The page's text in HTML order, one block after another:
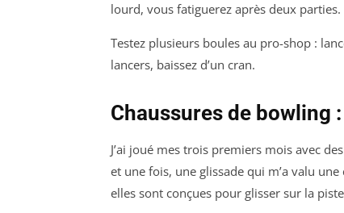
lourd, vous fatiguerez après deux parties.
Testez plusieurs boules au pro-shop :
lancers, baissez d’un cran.
Chaussures de bowling
J’ai joué mes trois premiers mois avec
et une fois, une glissade qui m’a valu une
elles sont conçues pour glisser sur la